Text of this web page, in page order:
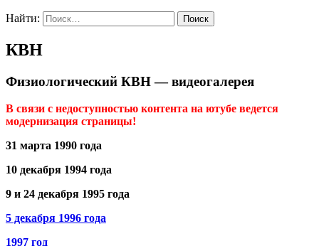
Найти:
КВН
Физиологический КВН — видеогалерея
В связи с недоступностью контента на ютубе ведется
модернизация страницы!
31 марта 1990 года
10 декабря 1994 года
9 и 24 декабря 1995 года
5 декабря 1996 года
1997 год